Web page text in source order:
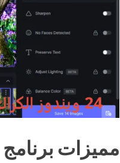
مميزات برنامج Topaz Photo AI